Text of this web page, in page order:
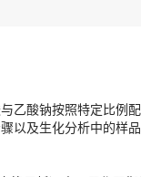
换层析）中，用作平
4.5附近）下具有最佳
乙酸钠按照特定比
以及生化分析中的样